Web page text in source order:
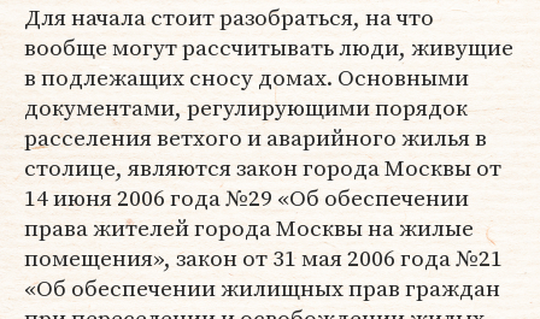
Для начала стоит разобраться, на что
вообще могут рассчитывать люди, живущие
в подлежащих сносу домах. Основными
документами, регулирующими порядок
расселения ветхого и аварийного жилья в
столице, являются закон города Москвы от
14 июня 2006 года №29 «Об обеспечении
права жителей города Москвы на жилые
помещения», закон от 31 мая 2006 года №21
«Об обеспечении жилищных прав граждан